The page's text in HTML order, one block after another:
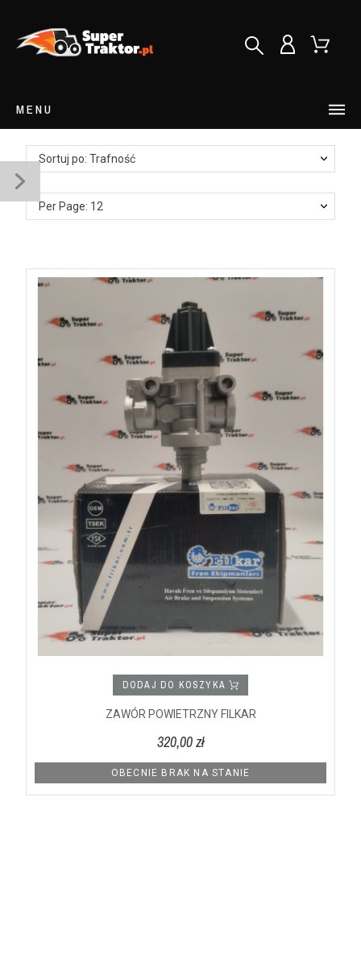
MENU
Sortuj po: Trafność
Per Page: 12
DODAJ DO KOSZYKA
ZAWÓR POWIETRZNY FILKAR
320,00 zł
OBECNIE BRAK NA STANIE